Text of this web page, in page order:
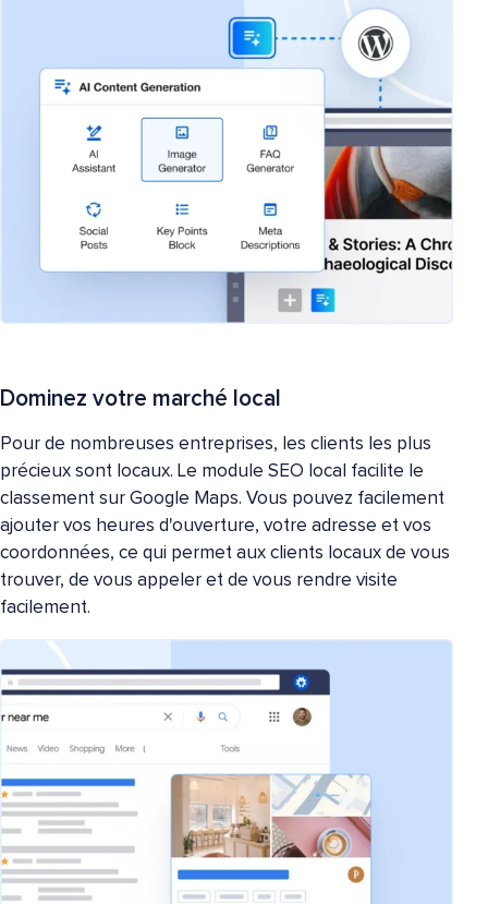
Dominez votre marché local
Pour de nombreuses entreprises, les clients les plus
précieux sont locaux. Le module SEO local facilite le
classement sur Google Maps. Vous pouvez facilement
ajouter vos heures d'ouverture, votre adresse et vos
coordonnées, ce qui permet aux clients locaux de vous
trouver, de vous appeler et de vous rendre visite
facilement.